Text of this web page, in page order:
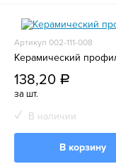
Артикул 002-111-008
Керамический
138,20 a
за шт.
В наличии
В корзину